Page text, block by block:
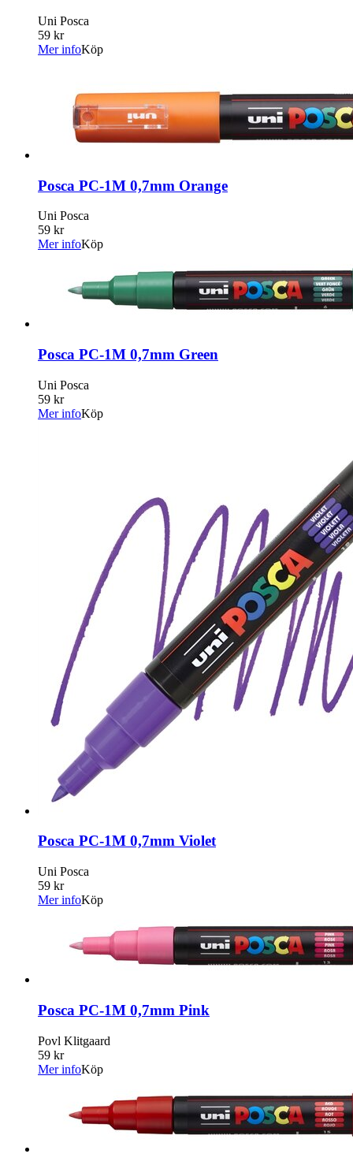
Uni Posca
59 kr
Mer infoKöp
Posca PC-1M 0,7mm Orange
Uni Posca
59 kr
Mer infoKöp
Posca PC-1M 0,7mm Green
Uni Posca
59 kr
Mer infoKöp
Posca PC-1M 0,7mm Violet
Uni Posca
59 kr
Mer infoKöp
Posca PC-1M 0,7mm Pink
Povl Klitgaard
59 kr
Mer infoKöp